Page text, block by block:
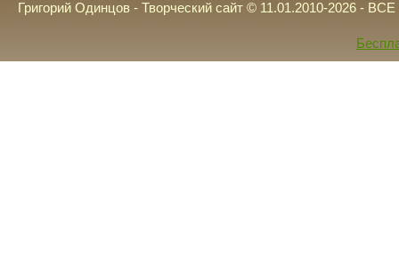
Григорий Одинцов - Творческий сайт © 11.01.2010-2026 -